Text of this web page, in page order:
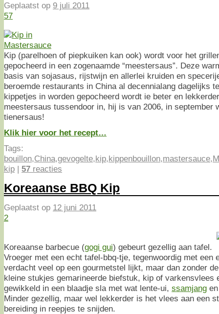
Geplaatst op 9 juli 2011
57
Kip (parelhoen of piepkuiken kan ook) wordt voor het
gepocheerd in een zogenaamde “meestersaus”. Deze
basis van sojasaus, rijstwijn en allerlei kruiden en
beroemde restaurants in China al decennialang dagelijks
kippetjes in worden gepocheerd wordt ie beter en
meestersaus tussendoor in, hij is van 2006, in september
tienersaus!
Klik hier voor het recept…
Tags:
bouillon,China,gevogelte,kip,kippenbouillon,mastersauce,
kip | 57 reacties
Koreaanse BBQ Kip
Geplaatst op 12 juni 2011
2
Koreaanse barbecue (gogi gui) gebeurt gezellig aan tafel.
Vroeger met een echt tafel-bbq-tje, tegenwoordig met een
verdacht veel op een gourmetstel lijkt, maar dan zonder
kleine stukjes gemarineerde biefstuk, kip of varkensvlees
gewikkeld in een blaadje sla met wat lente-ui, ssamjang
Minder gezellig, maar wel lekkerder is het vlees aan een
bereiding in reepjes te snijden.